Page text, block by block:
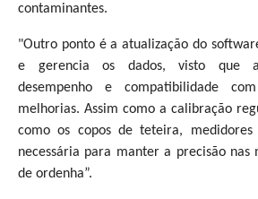
contaminantes.
"Outro ponto é a atualização do
e gerencia os dados, visto que
desempenho e compatibilidade
melhorias. Assim como a calibração
como os copos de teteira,
necessária para manter a precisão nas
de ordenha”.